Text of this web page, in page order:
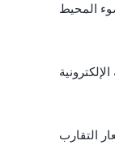
المحيط
التقارب